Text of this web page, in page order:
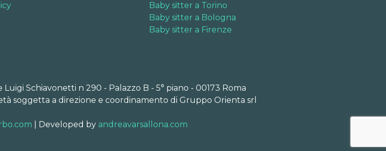
Baby sitter a Torino
Baby sitter a Bologna
Baby sitter a Firenze
Luigi Schiavonetti n 290 - Palazzo B - 5° piano - 00173 Roma
soggetta a direzione e coordinamento di Gruppo Orienta srl
| Developed by andreavarsallona.com